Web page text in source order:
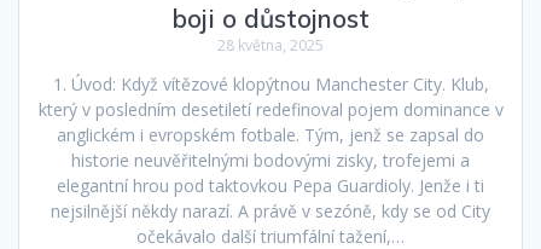
boji o důstojnost
28 května, 2025
1. Úvod: Když vítězové klopýtnou Manchester City. Klub,
který v posledním desetiletí redefinoval pojem dominance v
anglickém i evropském fotbale. Tým, jenž se zapsal do
historie neuvěřitelnými bodovými zisky, trofejemi a
elegantní hrou pod taktovkou Pepa Guardioly. Jenže i ti
nejsilnější někdy narazí. A právě v sezóně, kdy se od City
očekávalo další triumfální tažení,…